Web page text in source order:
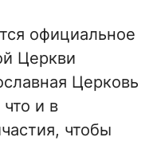
официальное
Церкви
Церковь
и в
чтобы